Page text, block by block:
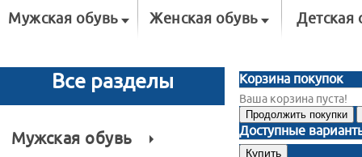
Мужская обувь Женская обувь Детская
Все разделы
Мужская обувь
Корзина покупок
Ваша корзина пуста!
Продолжить покупки
Доступные